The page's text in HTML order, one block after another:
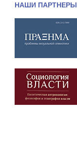
НАШИ ПАРТНЕРЫ